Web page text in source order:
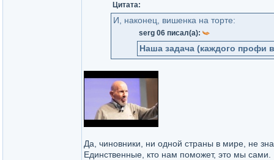
Цитата:
И, наконец, вишенка на торте:
serg 06 писал(а):
Наша задача (каждого профи
Да, чиновники, ни одной страны в мире, не
Единственные, кто нам поможет, это мы сами.